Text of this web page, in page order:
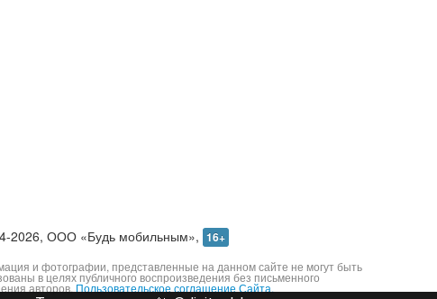
2026, ООО «Будь мобильным», 16+
и фотографии, представленные на данном сайте не могут быть
в целях публичного воспроизведения без письменного
авторов. Пользовательское соглашение Сайта.